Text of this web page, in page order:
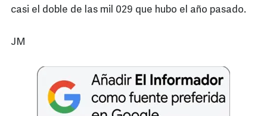
casi el doble de las mil 029 que hubo el año pasado.
JM